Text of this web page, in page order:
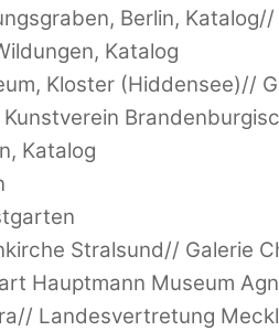
Berlin,
Katalog
Kloster (Hiddensee)//
Katalog
Stralsund// Galerie
Hauptmann Museum
Landesvertretung